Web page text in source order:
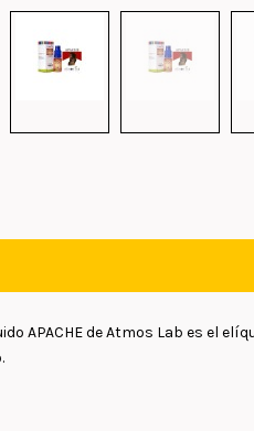
APACHE de Atmos Lab es el